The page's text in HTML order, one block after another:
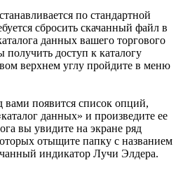
по стандартной
сбросить скачанный файл в
данных вашего торгового
получить доступ к каталогу
верхнем углу пройдите в меню
вами появится список опций,
данных» и произведите ее
вы увидите на экране ряд
отыщите папку с названием
индикатор Лучи Элдера.